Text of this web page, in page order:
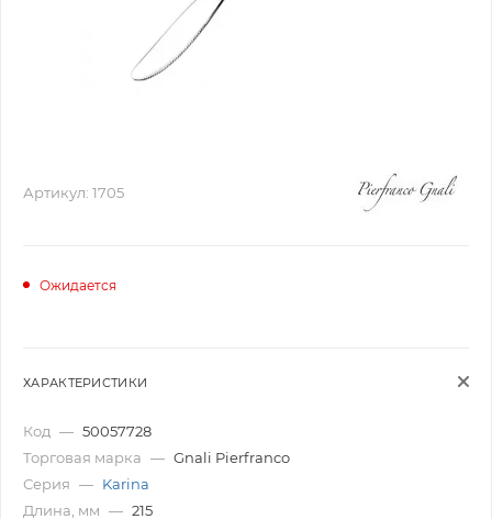
Артикул: 1705
Ожидается
ХАРАКТЕРИСТИКИ
Код — 50057728
Торговая марка — Gnali Pierfranco
Серия — Karina
Длина, мм — 215